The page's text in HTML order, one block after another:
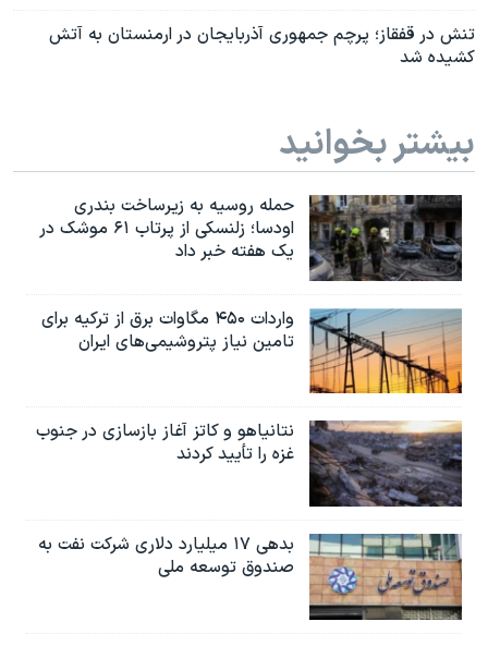
تنش در قفقاز؛ پرچم جمهوری آذربایجان در ارمنستان به آتش
کشیده شد
بیشتر بخوانید
حمله روسیه به زیرساخت بندری
اودسا؛ زلنسکی از پرتاب ۶۱ موشک در
یک هفته خبر داد
واردات ۴۵۰ مگاوات برق از ترکیه برای
تامین نیاز پتروشیمی‌های ایران
نتانیاهو و کاتز آغاز بازسازی در جنوب
غزه را تأیید کردند
بدهی ۱۷ میلیارد دلاری شرکت نفت به
صندوق توسعه ملی